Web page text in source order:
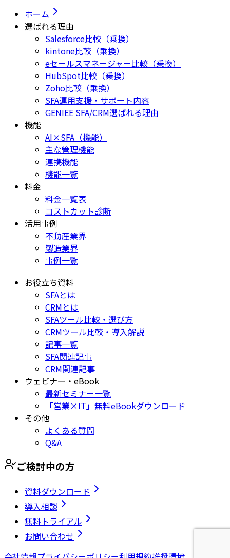
ホーム
選ばれる理由
Salesforce比較（乗換）
kintone比較（乗換）
eセールスマネージャー比較（乗換）
HubSpot比較（乗換）
Zoho比較（乗換）
SFA運用支援・サポート内容
GENIEE SFA/CRM選ばれる理由
機能
AI×SFA（機能）
主な管理機能
連携機能
機能一覧
料金
料金一覧表
コストカット診断
活用事例
不動産業界
製造業界
事例一覧
お役立ち資料
SFAとは
CRMとは
SFAツール比較・選び方
CRMツール比較・導入解説
記事一覧
SFA関連記事
CRM関連記事
ウェビナー・eBook
最新セミナー一覧
「営業×IT」無料eBookダウンロード
その他
よくある質問
Q&A
ご検討中の方
資料ダウンロード
導入相談
無料トライアル
お問い合わせ